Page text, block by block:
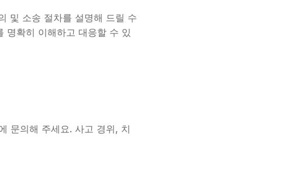
및 소송 절차를 설명해 드릴 수
명확히 이해하고 대응할 수 있
문의해 주세요. 사고 경위, 치